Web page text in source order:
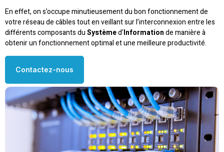
En effet, on s’occupe minutieusement du bon fonctionnement de
votre réseau de câbles tout en veillant sur l’interconnexion entre les
différents composants duSystèmed’Informationde manière à
obtenir un fonctionnement optimal et une meilleure productivité.
Contactez-nous